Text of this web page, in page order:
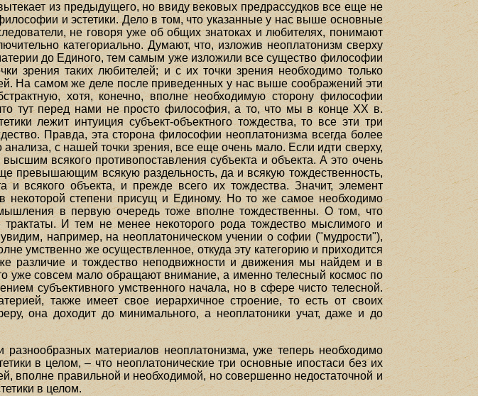
из предыдущего, но ввиду вековых предрассудков все еще не
и эстетики. Дело в том, что указанные у нас выше основные
не говоря уже об общих знатоках и любителях, понимают
категориально. Думают, что, изложив неоплатонизм сверху
до Единого, тем самым уже изложили все существо философии
зрения таких любителей; и с их точки зрения необходимо только
На самом же деле после приведенных у нас выше соображений эти
хотя, конечно, вполне необходимую сторону философии
тут перед нами не просто философия, а то, что мы в конце XX в.
лежит интуиция субъект-объектного тождества, то все эти три
Правда, эта сторона философии неоплатонизма всегда более
с нашей точки зрения, все еще очень мало. Если идти сверху,
всякого противопоставления субъекта и объекта. А это очень
превышающим всякую раздельность, да и всякую тождественность,
и всякого объекта, и прежде всего их тождества. Значит, элемент
некоторой степени присущ и Единому. Но то же самое необходимо
в первую очередь тоже вполне тождественны. О том, что
И тем не менее некоторого рода тождество мыслимого и
например, на неоплатоническом учении о софии ("мудрости"),
умственно же осуществленное, откуда эту категорию и приходится
различие и тождество неподвижности и движения мы найдем и в
уже совсем мало обращают внимание, а именно телесный космос по
субъективного умственного начала, но в сфере чисто телесной.
также имеет свое иерархичное строение, то есть от своих
она доходит до минимального, а неоплатоники учат, даже и до
материалов неоплатонизма, уже теперь необходимо
в целом, – что неоплатонические три основные ипостаси без их
вполне правильной и необходимой, но совершенно недостаточной и
в целом.